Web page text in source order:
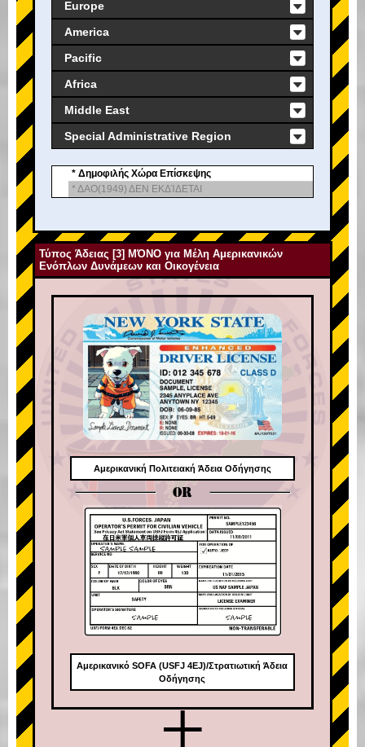
Europe
America
Pacific
Africa
Middle East
Special Administrative Region
* Δημοφιλής Χώρα Επίσκεψης
* ΔΑΟ(1949) ΔΕΝ ΕΚΔΊΔΕΤΑΙ
Τύπος Άδειας [3] ΜΌΝΟ για Μέλη Αμερικανικών
Ενόπλων Δυνάμεων και Οικογένεια
Αμερικανική Πολιτειακή Άδεια Οδήγησης
OR
Αμερικανικό SOFA (USFJ 4EJ)/Στρατιωτική Άδεια
Οδήγησης